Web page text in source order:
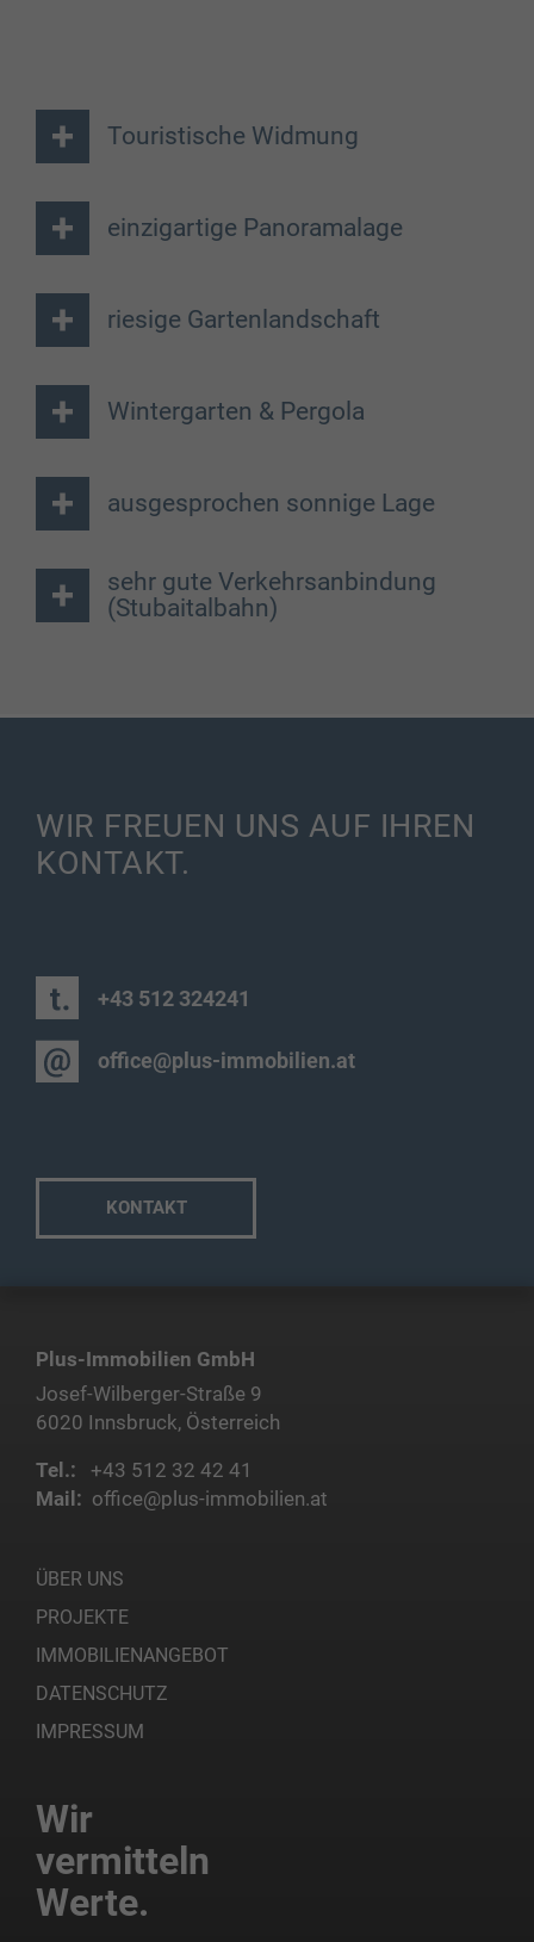
Touristische Widmung
einzigartige Panoramalage
riesige Gartenlandschaft
Wintergarten & Pergola
ausgesprochen sonnige Lage
sehr gute Verkehrsanbindung
(Stubaitalbahn)
WIR FREUEN UNS AUF IHREN
KONTAKT.
+43 512 324241
office@plus-immobilien.at
KONTAKT
Plus-Immobilien GmbH
Josef-Wilberger-Straße 9
6020 Innsbruck, Österreich
Tel.:
+43 512 32 42 41
Mail: office@plus-immobilien.at
ÜBER UNS
PROJEKTE
IMMOBILIENANGEBOT
DATENSCHUTZ
IMPRESSUM
Wir
vermitteln
Werte.